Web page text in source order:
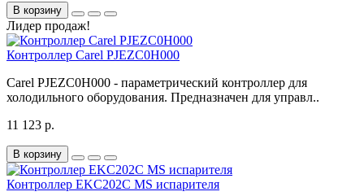
В корзину
Лидер продаж!
Контроллер Carel PJEZC0H000
Carel PJEZC0H000 - параметрический контроллер для
холодильного оборудования. Предназначен для управл..
11 123 р.
В корзину
Контроллер EKC202C MS испарителя